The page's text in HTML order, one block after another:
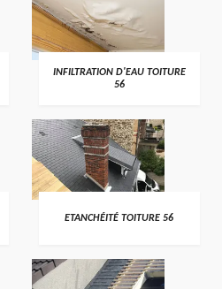
>
INFILTRATION D'EAU TOITURE
56
>
ETANCHÉITÉ TOITURE 56